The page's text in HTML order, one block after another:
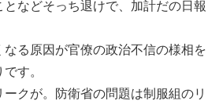
などそっち退けで、加計だの日報
る原因が官僚の政治不信の様相を
す。
クが。防衛省の問題は制服組のリ